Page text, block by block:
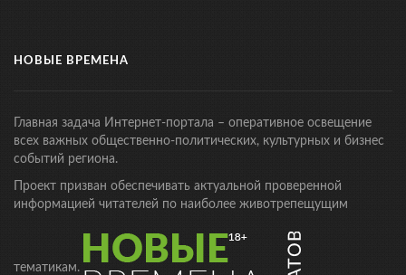
НОВЫЕ ВРЕМЕНА
Главная задача Интернет-портала – оперативное освещение
всех важных общественно-политических, культурных и бизнес
событий региона.
Проект призван обеспечивать актуальной проверенной
информацией читателей по наиболее животрепещущим
тематикам.